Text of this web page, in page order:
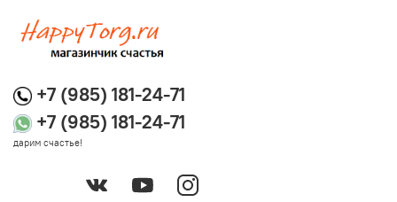
+7 (985) 181-24-71
+7 (985) 181-24-71
дарим счастье!